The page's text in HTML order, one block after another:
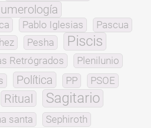
Pablo Iglesias
Pascua
Pesha
Piscis
Retrógrados Plenilunio
Política PP
PSOE
Ritual Sagitario
santa
Sephiroth